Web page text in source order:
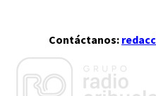
Contáctanos: